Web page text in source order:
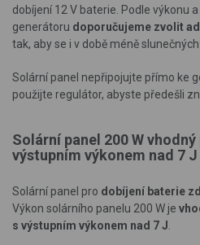
dobíjení 12 V baterie. Podle výkonu
generátoru doporučujeme zvolit
tak, aby se i v době méně
Solární panel nepřipojujte přímo ke
použijte regulátor, abyste předešli
Solární panel 200 W
výstupním výkonem nad 7 J
Solární panel pro dobíjení baterie
Výkon solárního panelu 200 W je
s výstupním výkonem nad 7 J